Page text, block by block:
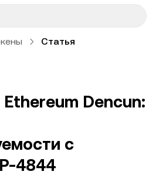
Статья
Dencun:
с
4844